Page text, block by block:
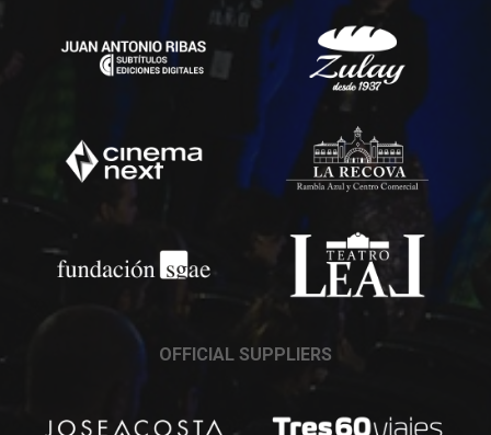
OFFICIAL SUPPLIERS